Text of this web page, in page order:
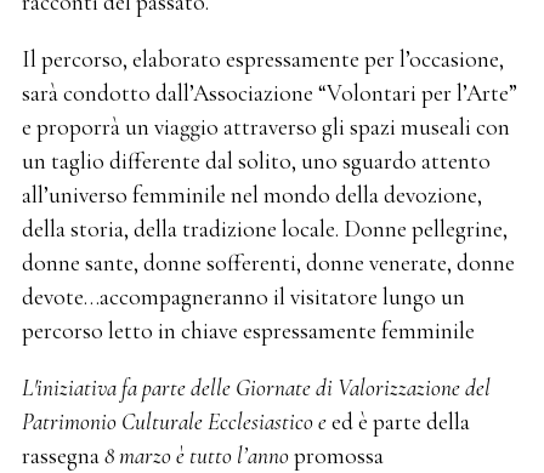
Il percorso, elaborato espressamente per l’occasione,
sarà condotto dall’Associazione “Volontari per l’Arte”
e proporrà un viaggio attraverso gli spazi museali con
un taglio differente dal solito, uno sguardo attento
all’universo femminile nel mondo della devozione,
della storia, della tradizione locale. Donne pellegrine,
donne sante, donne sofferenti, donne venerate, donne
devote…accompagneranno il visitatore lungo un
percorso letto in chiave espressamente femminile
L'iniziativa fa parte delle Giornate di Valorizzazione del
Patrimonio Culturale Ecclesiastico eed è parte della
rassegna8 marzo è tutto l’annopromossa